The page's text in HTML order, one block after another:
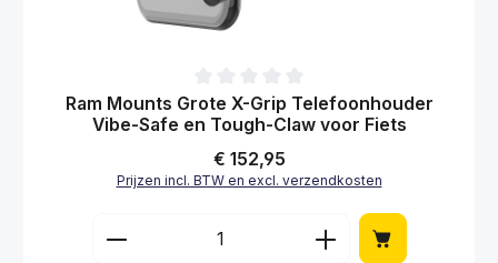
Gemiddelde waardering van 0 van 5 sterren
Ram Mounts Grote X-Grip Telefoonhouder
Vibe-Safe en Tough-Claw voor Fiets
Normale prijs:
€ 152,95
Prijzen incl. BTW en excl. verzendkosten
Producthoeveelheid: Voer de gewenste